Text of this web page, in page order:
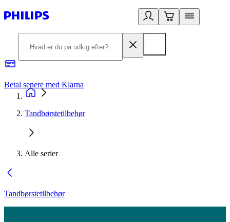
Betal senere med Klarna
Tandbørstetilbehør
Alle serier
Tandbørstetilbehør